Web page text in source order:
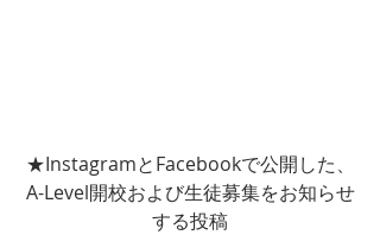
★InstagramとFacebookで公開した、
A-Level開校および生徒募集をお知らせ
する投稿